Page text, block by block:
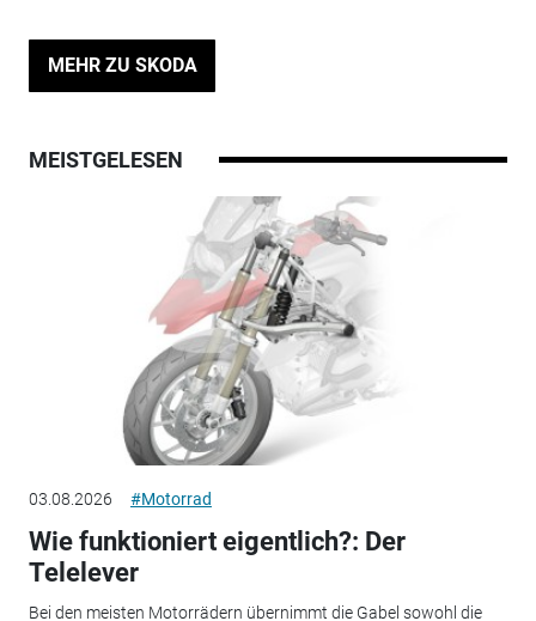
MEHR ZU SKODA
MEISTGELESEN
03.08.2026 #Motorrad
Wie funktioniert eigentlich?: Der
Telelever
Bei den meisten Motorrädern übernimmt die Gabel sowohl die